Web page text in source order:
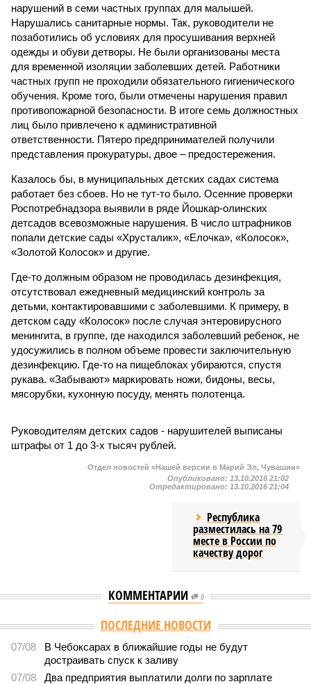
нарушений в семи частных группах для малышей.
Нарушались санитарные нормы. Так, руководители не
позаботились об условиях для просушивания верхней
одежды и обуви детворы. Не были организованы места
для временной изоляции заболевших детей. Работники
частных групп не проходили обязательного гигиенического
обучения. Кроме того, были отмечены нарушения правил
противопожарной безопасности. В итоге семь должностных
лиц было привлечено к административной
ответственности. Пятеро предпринимателей получили
представления прокуратуры, двое – предостережения.
Казалось бы, в муниципальных детских садах система
работает без сбоев. Но не тут-то было. Осенние проверки
Роспотребнадзора выявили в ряде Йошкар-олинских
детсадов всевозможные нарушения. В число штрафников
попали детские сады «Хрусталик», «Елочка», «Колосок»,
«Золотой Колосок» и другие.
Где-то должным образом не проводилась дезинфекция,
отсутствовал ежедневный медицинский контроль за
детьми, контактировавшими с заболевшими. К примеру, в
детском саду «Колосок» после случая энтеровирусного
менингита, в группе, где находился заболевший ребенок, не
удосужились в полном объеме провести заключительную
дезинфекцию. Где-то на пищеблоках убираются, спустя
рукава. «Забывают» маркировать ножи, бидоны, весы,
мясорубки, кухонную посуду, менять полотенца.
Руководителям детских садов - нарушителей выписаны
штрафы от 1 до 3-х тысяч рублей.
Отдел новостей «Нашей версии в Марий Эл, Чувашии»
Опубликовано: 13.10.2016 21:02
Отредактировано: 13.10.2016 21:04
Республика
разместилась на 79
месте в России по
качеству дорог
КОММЕНТАРИИ 0
Версия //Власть //Роспотребнадзор после проверки отстранил от
работы 20 сотрудников детских лагерей
Здоровый отдых